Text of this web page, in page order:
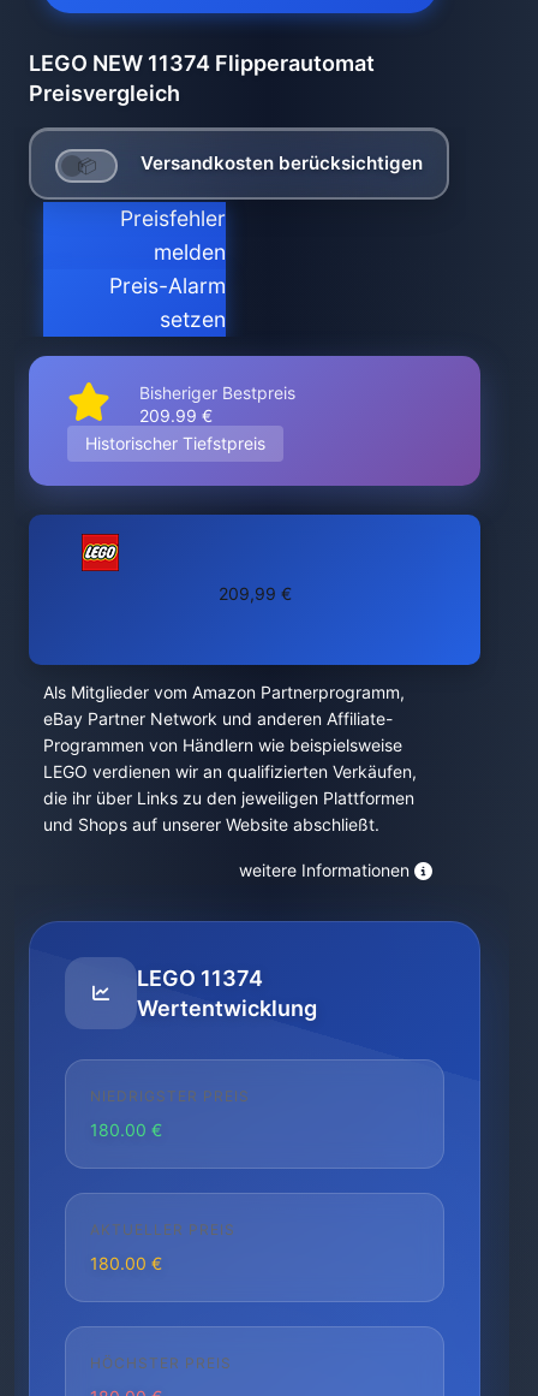
LEGO NEW 11374 Flipperautomat
Preisvergleich
Versandkosten berücksichtigen
Preisfehler
melden
Preis-Alarm
setzen
Bisheriger Bestpreis
209.99 €
Historischer Tiefstpreis
209,99 €
Als Mitglieder vom Amazon Partnerprogramm,
eBay Partner Network und anderen Affiliate-
Programmen von Händlern wie beispielsweise
LEGO verdienen wir an qualifizierten Verkäufen,
die ihr über Links zu den jeweiligen Plattformen
und Shops auf unserer Website abschließt.
weitere Informationen
LEGO 11374
Wertentwicklung
NIEDRIGSTER PREIS
180.00 €
AKTUELLER PREIS
180.00 €
HÖCHSTER PREIS